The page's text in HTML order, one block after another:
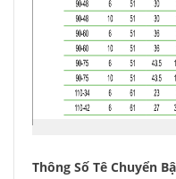
Thông Số Tê Chuyển